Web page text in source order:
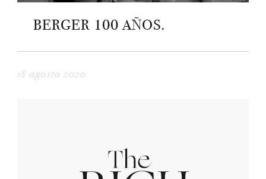
BERGER 100 AÑOS.
18 agosto 2020